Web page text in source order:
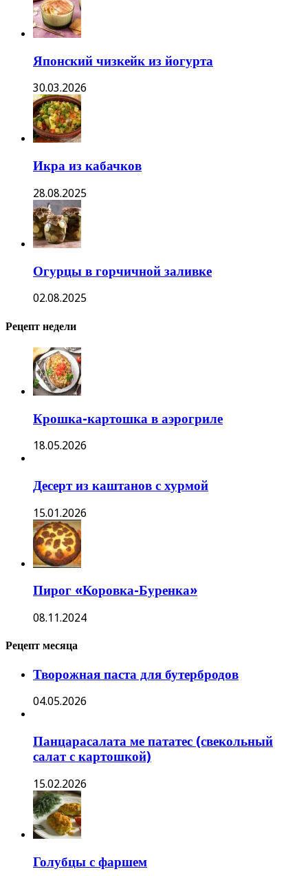
Японский чизкейк из йогурта
30.03.2026
Икра из кабачков
28.08.2025
Огурцы в горчичной заливке
02.08.2025
Рецепт недели
Крошка-картошка в аэрогриле
18.05.2026
Десерт из каштанов с хурмой
15.01.2026
Пирог «Коровка-Буренка»
08.11.2024
Рецепт месяца
Творожная паста для бутербродов
04.05.2026
Панцарасалата ме пататес (свекольный
салат с картошкой)
15.02.2026
Голубцы с фаршем